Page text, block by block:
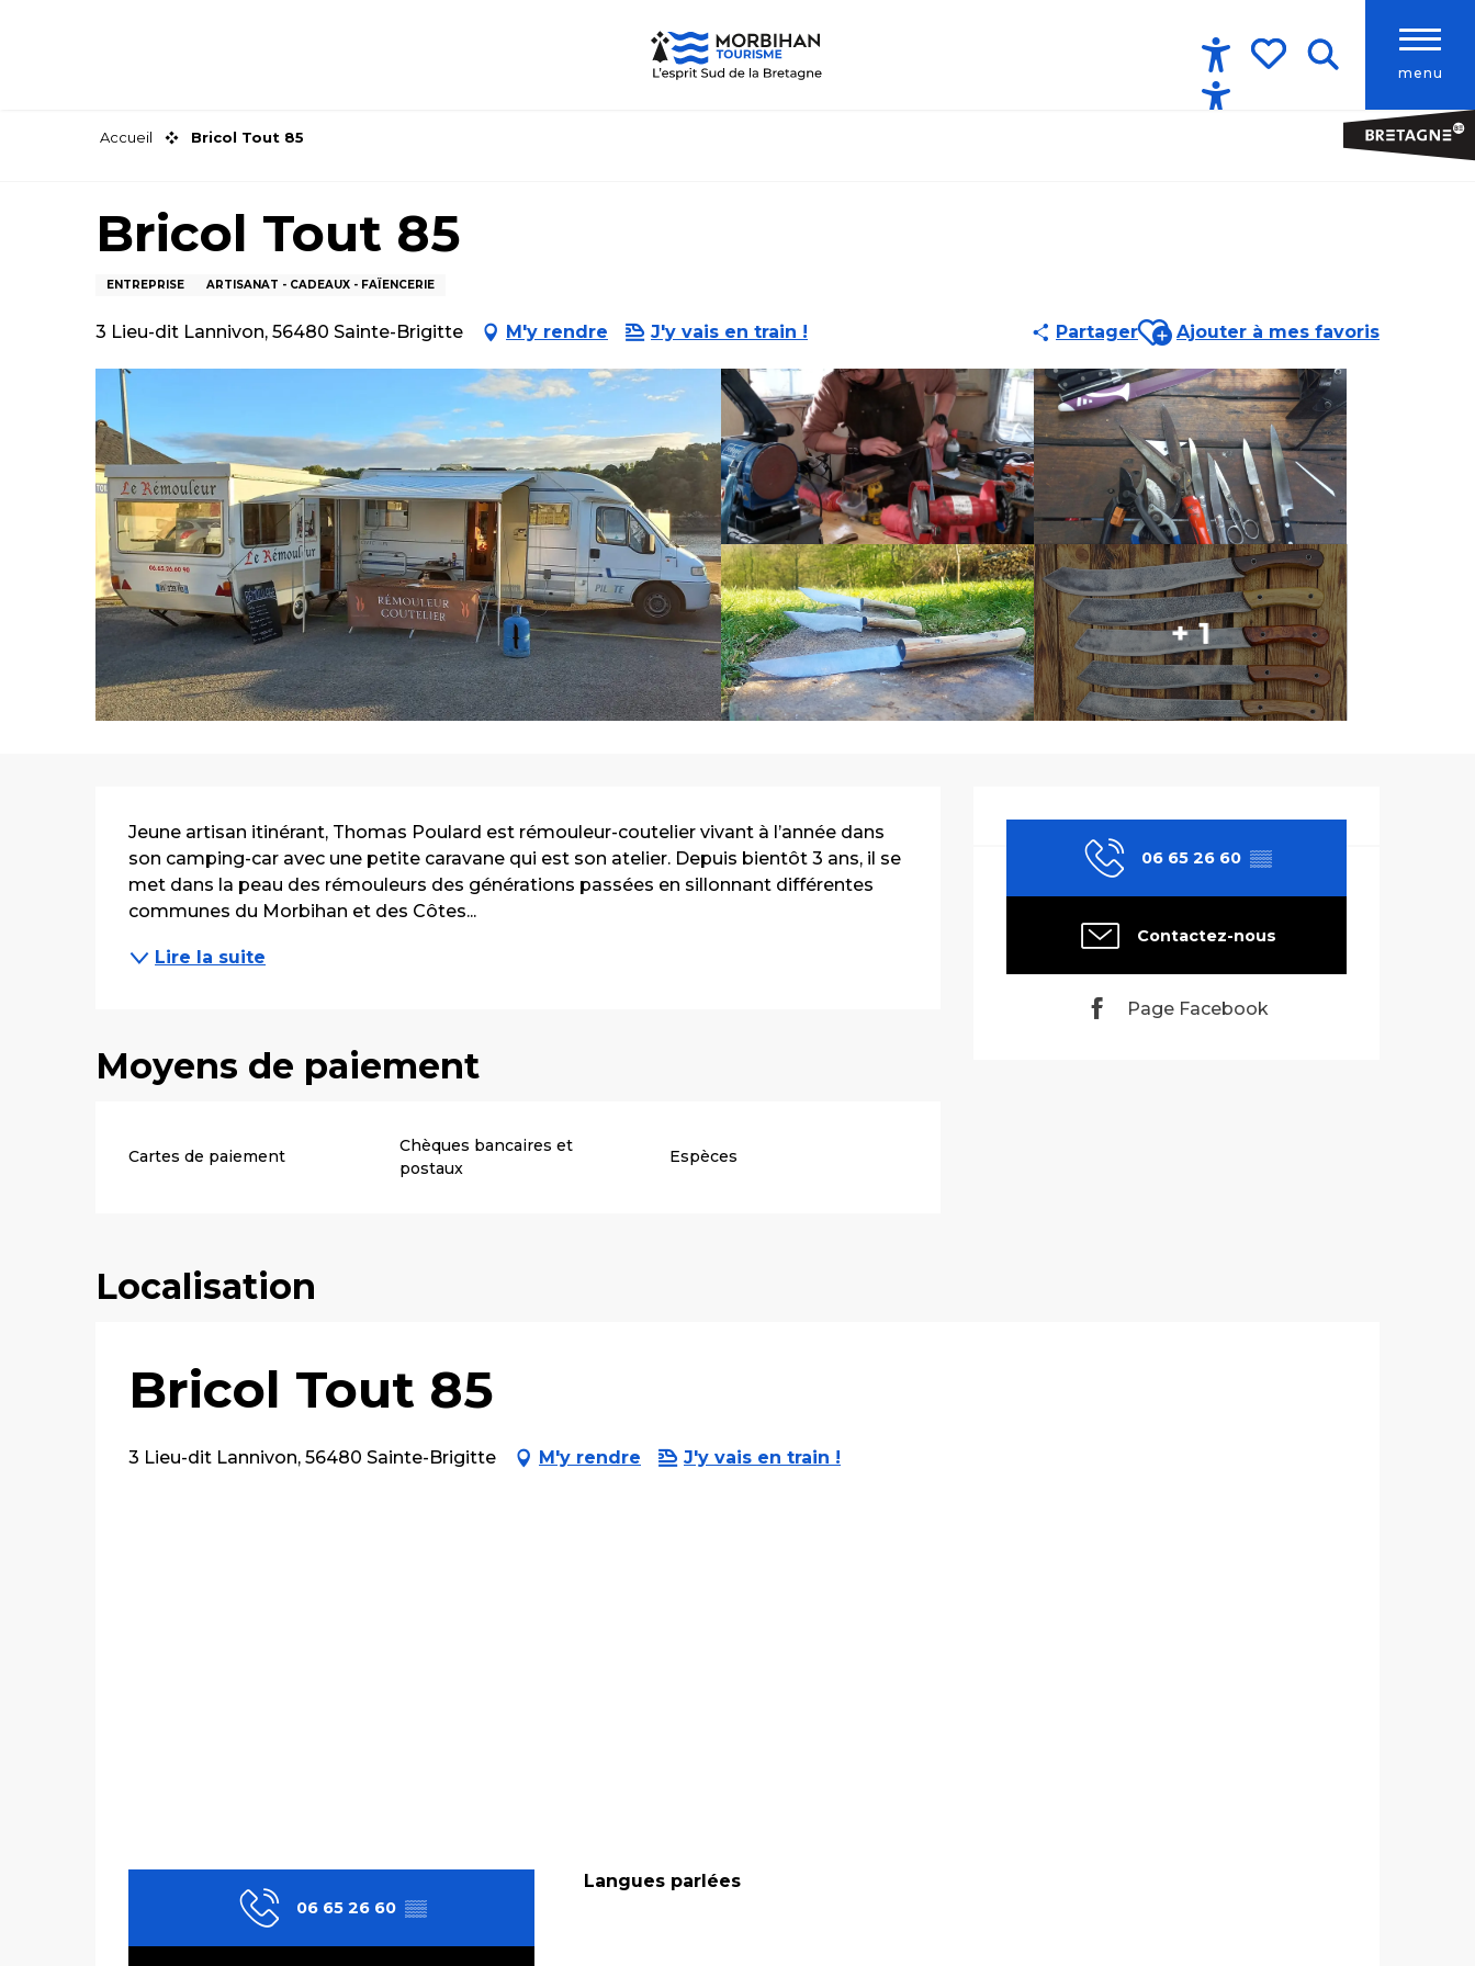
menu
Accessibilité
Accueil Bricol Tout 85
Bricol Tout 85
ENTREPRISE ARTISANAT - CADEAUX - FAÏENCERIE
3 Lieu-dit Lannivon, 56480 Sainte-Brigitte M'y rendre J'y vais en train ! PartagerAjouter aux favoris
Ajouter à mes favoris
+ 1
Ouverture et
06 65 26 60 ▒▒
Contactez-nous
Page Facebook
Description
Jeune artisan itinérant, Thomas Poulard est rémouleur-coutelier vivant à l’année dans
son camping-car avec une petite caravane qui est son atelier. Depuis bientôt 3 ans, il se
met dans la peau des rémouleurs des générations passées en sillonnant différentes
communes du Morbihan et des Côtes...
Lire la suite
Moyens de paiement
Cartes de paiement
Chèques bancaires et
postaux
Espèces
Localisation
Bricol Tout 85
3 Lieu-dit Lannivon, 56480 Sainte-Brigitte M'y rendre J'y vais en train !
06 65 26 60 ▒▒
Langues parlées
Langues parlées